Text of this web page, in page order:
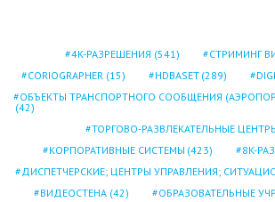
4K-РАЗРЕШЕНИЯ (541) СТРИМИНГ
CORIOGRAPHER (15) HDBASET (289)
ОБЪЕКТЫ ТРАНСПОРТНОГО СООБЩЕНИЯ
(42)
ТОРГОВО-РАЗВЛЕКАТЕЛЬНЫЕ
КОРПОРАТИВНЫЕ СИСТЕМЫ (423) 8K-
ДИСПЕТЧЕРСКИЕ; ЦЕНТРЫ УПРАВЛЕНИЯ;
ВИДЕОСТЕНА (42) ОБРАЗОВАТЕЛЬНЫЕ